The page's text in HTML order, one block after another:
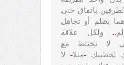
باتفاق حتى
بظلم أو تجاهل
..ولكل علاقة
لا تختلط مع
لخطيبك -مثلا- لا